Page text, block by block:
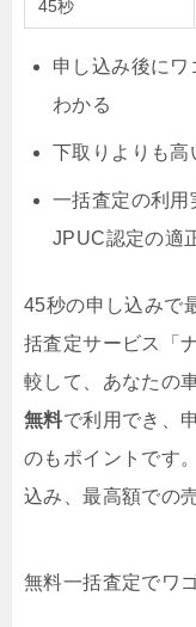
45秒
申し込み後に
わかる
下取りよりも高
一括査定の利用
JPUC認定の適
45秒の申し込みで
括査定サービス「
較して、あなたの
無料で利用でき、
のもポイントです
込み、最高額での
無料一括査定でワ